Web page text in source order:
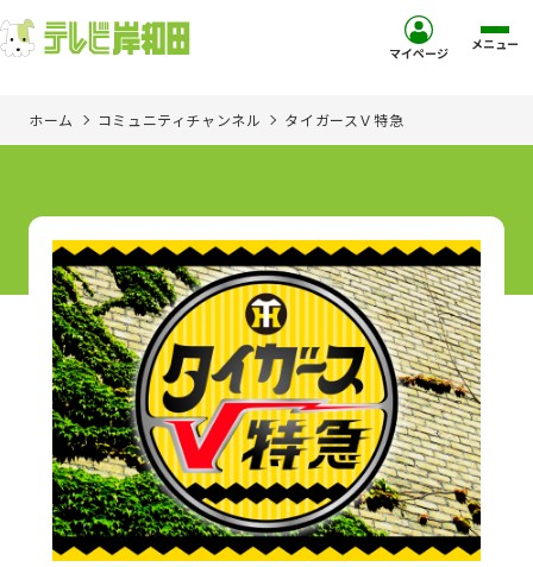
お客様サポート
コミュニティチャンネル
お知らせ
ご加入を検討中の方
現在ご利用中の方
マイページ メニュー
ホーム コミュニティチャンネル タイガースＶ特急